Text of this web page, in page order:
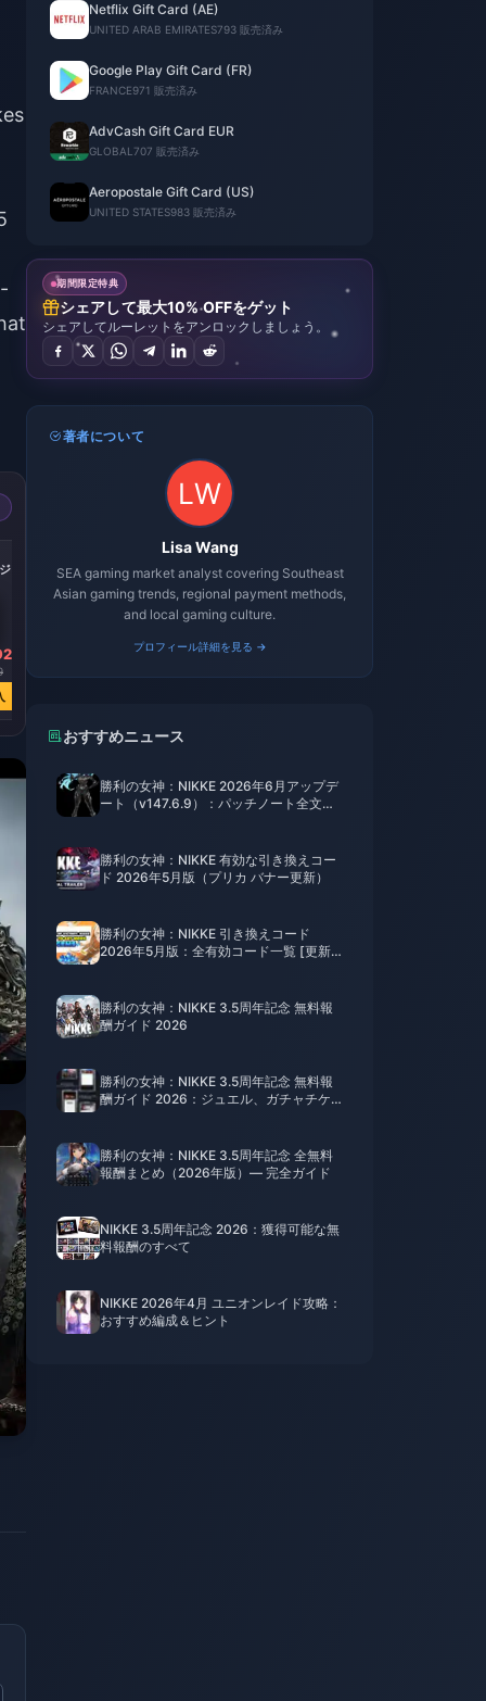
ュ
Netflix Gift Card (AE)
UNITED ARAB EMIRATES793 販売済み
Google Play Gift Card (FR)
FRANCE971 販売済み
AdvCash Gift Card EUR
GLOBAL 707 販売済み
Aeropostale Gift Card (US)
UNITED STATES983 販売済み
期間限定特典
シェアして最大10% OFFをゲット
シェアしてルーレットをアンロックしましょう。
著者について
Lisa Wang
SEA gaming market analyst covering Southeast
Asian gaming trends, regional payment methods,
and local gaming culture.
プロフィール詳細を見る →
おすすめニュース
勝利の女神：NIKKE 2026年6月アップデ
ート（v147.6.9）：パッチノート全文、
勝利の女神：NIKKE 有効な引き換えコー
ド 2026年5月版（プリカ バナー更新）
勝利の女神：NIKKE 引き換えコード
2026年5月版：全有効コード一覧 [更新
勝利の女神：NIKKE 3.5周年記念 無料報
酬ガイド 2026
勝利の女神：NIKKE 3.5周年記念 無料報
酬ガイド 2026：ジュエル、ガチャチケ
勝利の女神：NIKKE 3.5周年記念 全無料
報酬まとめ（2026年版）— 完全ガイド
NIKKE 3.5周年記念 2026：獲得可能な無
料報酬のすべて
NIKKE 2026年4月 ユニオンレイド攻略：
おすすめ編成＆ヒント